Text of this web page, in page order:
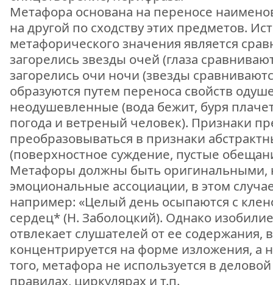
Метафора основана на переносе
на другой по сходству этих предметов.
метафорического значения является
загорелись звезды очей (глаза
загорелись очи ночи (звезды
образуются путем переноса свойств
неодушевленные (вода бежит, буря
погода и ветреный человек). Признаки
преобразовываться в признаки
(поверхностное суждение, пустые
Метафоры должны быть
эмоциональные ассоциации, в этом
например: «Целый день осыпаются с
сердец* (Н. Заболоцкий). Однако
отвлекает слушателей от ее содержания,
концентрируется на форме изложения, а
того, метафора не используется в
правилах, циркулярах и т.п.